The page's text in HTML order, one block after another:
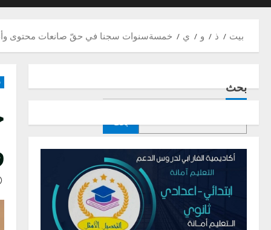
بيت ذ و ي خمسةسنوات سجنا في حقّ صانعات محتوى
بحث
بحث